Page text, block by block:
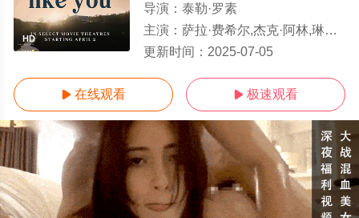
HD
导演： 泰勒·罗素
主演： 萨拉·费希尔,杰克·阿林,琳恩·柯林斯,罗宾·莱弗里,巴特·约翰逊,斯科特·里维斯,奥斯汀·罗伯特·罗素,布兰登·赫希,玛丽·玛格丽特·
更新时间： 2025-07-05
 在线观看  极速观看